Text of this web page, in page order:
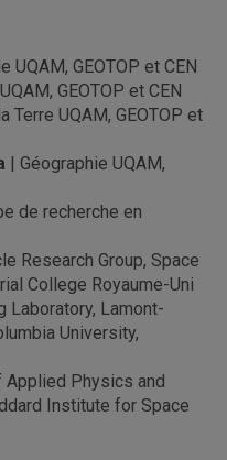
UQAM, GEOTOP et CEN
GEOTOP et CEN
Terre UQAM, GEOTOP et
| Géographie UQAM,
de recherche en
Research Group, Space
College Royaume-Uni
Laboratory, Lamont-
University,
Applied Physics and
Institute for Space